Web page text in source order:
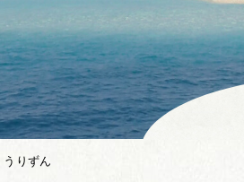
うりずん